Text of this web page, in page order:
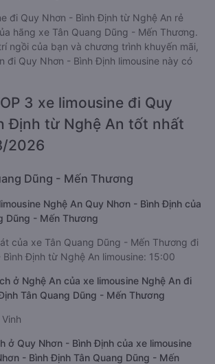
đi Quy Nhơn - Bình Định từ Nghệ An rẻ
hãng xe Tân Quang Dũng - Mến Thương.
ngồi của bạn và chương trình khuyến mãi,
đi Quy Nhơn - Bình Định limousine này có
3 xe limousine đi Quy
Định từ Nghệ An tốt nhất
2026
Dũng - Mến Thương
Nghệ An Quy Nhơn - Bình Định của
Dũng - Mến Thương
của xe Tân Quang Dũng - Mến Thương đi
Bình Định từ Nghệ An limousine: 15:00
ở Nghệ An của xe limousine Nghệ An đi
Tân Quang Dũng - Mến Thương
ở Quy Nhơn - Bình Định của xe limousine
- Bình Định Tân Quang Dũng - Mến